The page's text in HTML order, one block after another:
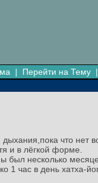
| Перейти на Тему |
что нет
и в лёгкой форме.
был несколько
1 час в день хатха-